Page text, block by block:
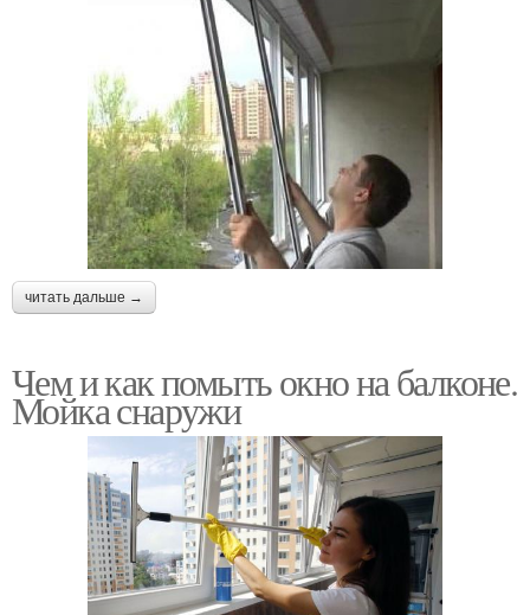
читать дальше →
Чем и как помыть окно на балконе.
Мойка снаружи